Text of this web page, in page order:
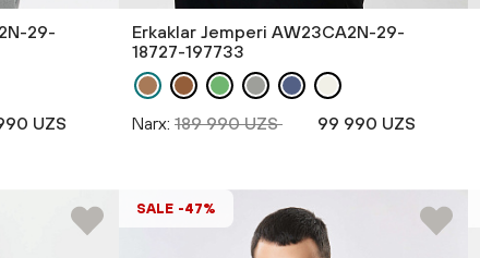
29-
UZS
Erkaklar Jemperi AW23CA2N-29-
18727-197733
Narx: 189 990 UZS 99 990 UZS
SALE -47%